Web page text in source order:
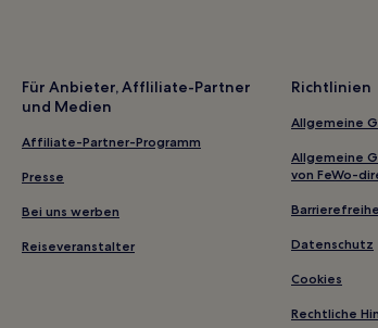
Hotels mit Parkplatz in Korčula
Hotels mit inbegriffenem
Hotels mit Pool in Orebic
Haustierfreundliche in Ston
Hotels mit Parkplatz in Ploče
Hotels nahe Festung St. Blaise
Für Anbieter, Affliliate-Partner
und Medien
Affiliate-Partner-Programm
Presse
Bei uns werben
Reiseveranstalter
Richtlinien
Allgemeine
Allgemeine
von FeWo-
Datenschutz
Cookies
Rechtliche